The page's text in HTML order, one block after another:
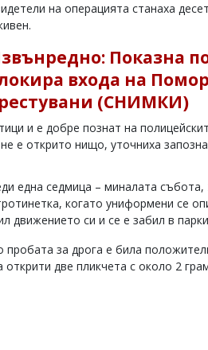
на операцията станаха
Показна
входа на
(СНИМКИ)
и е добре познат на
е открито нищо, уточниха
една седмица – миналата
когато униформени се
движението си и се е забил в
пробата за дрога е била
две пликчета с около 2